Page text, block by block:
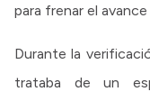
para frenar el
Durante la
trataba de un